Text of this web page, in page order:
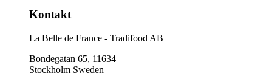
Kontakt
La Belle de France - Tradifood AB
Bondegatan 65, 11634
Stockholm Sweden